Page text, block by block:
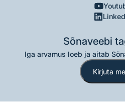
Sõnaveebi
Iga arvamus loeb ja aitab
Kirjuta